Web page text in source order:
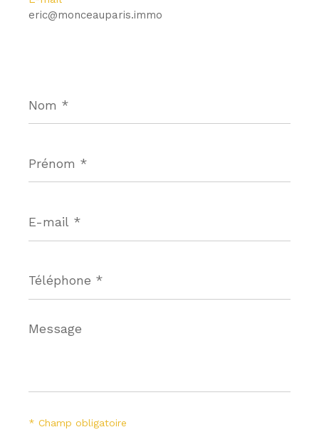
eric@monceauparis.immo
*
*
mail
*
*
Message
*
* Champ obligatoire